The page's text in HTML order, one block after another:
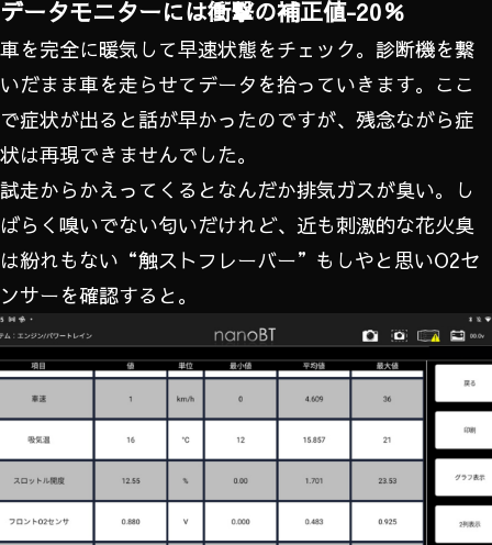
データモニターには衝撃の補正値-20％
車を完全に暖気して早速状態をチェック。診断機を繋
いだまま車を走らせてデータを拾っていきます。ここ
で症状が出ると話が早かったのですが、残念ながら症
状は再現できませんでした。
試走からかえってくるとなんだか排気ガスが臭い。し
ばらく嗅いでない匂いだけれど、近も刺激的な花火臭
は紛れもない“触ストフレーバー”もしやと思いO2セ
ンサーを確認すると。